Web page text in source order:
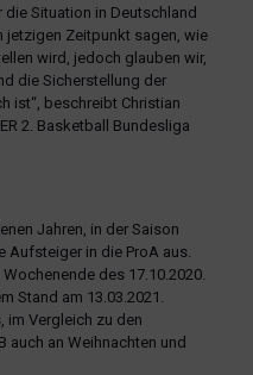
Situation in Deutschland
jetzigen Zeitpunkt sagen, wie
wird, jedoch glauben wir,
die Sicherstellung der
ist“, beschreibt Christian
2. Basketball Bundesliga
Jahren, in der Saison
Aufsteiger in die ProA aus.
des 17.10.2020.
Stand am 13.03.2021.
im Vergleich zu den
auch an Weihnachten und